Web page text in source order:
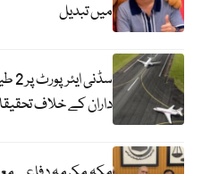
میں تبدیل
داران کے خلاف